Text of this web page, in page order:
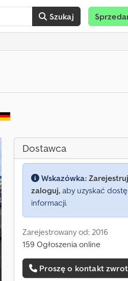
Szukaj
Dostawca
Wskazówka:
zaloguj, aby uzyskać
informacji.
Zarejestrowany od: 2016
159 Ogłoszenia online
Proszę o kontakt